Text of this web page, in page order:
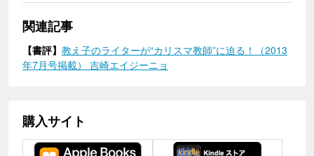
関連記事
【書評】 教え子のライターが“カリスマ教師”に迫る！（2013
年7月号掲載） 吉崎エイジーニョ
購入サイト